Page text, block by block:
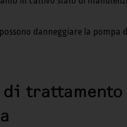
danneggiare la pompa
trattamento